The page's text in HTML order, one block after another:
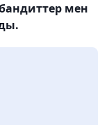
мен